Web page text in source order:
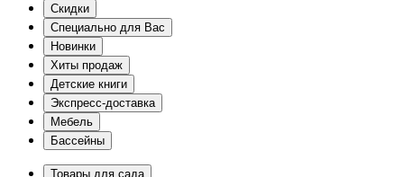
Скидки
Специально для Вас
Новинки
Хиты продаж
Детские книги
Экспресс-доставка
Мебель
Бассейны
Товары для сада